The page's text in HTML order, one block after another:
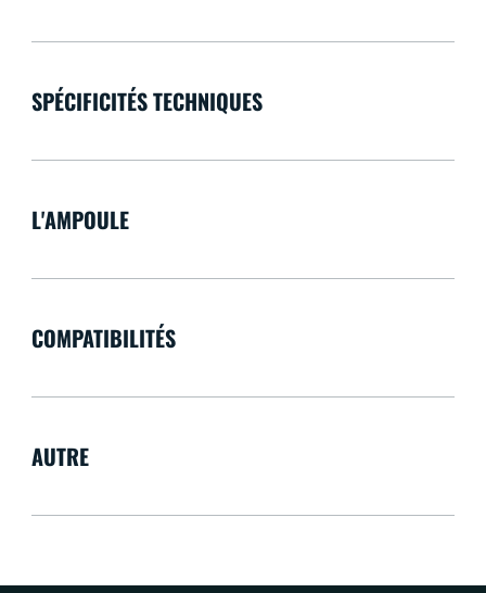
SPÉCIFICITÉS TECHNIQUES
L'AMPOULE
COMPATIBILITÉS
AUTRE